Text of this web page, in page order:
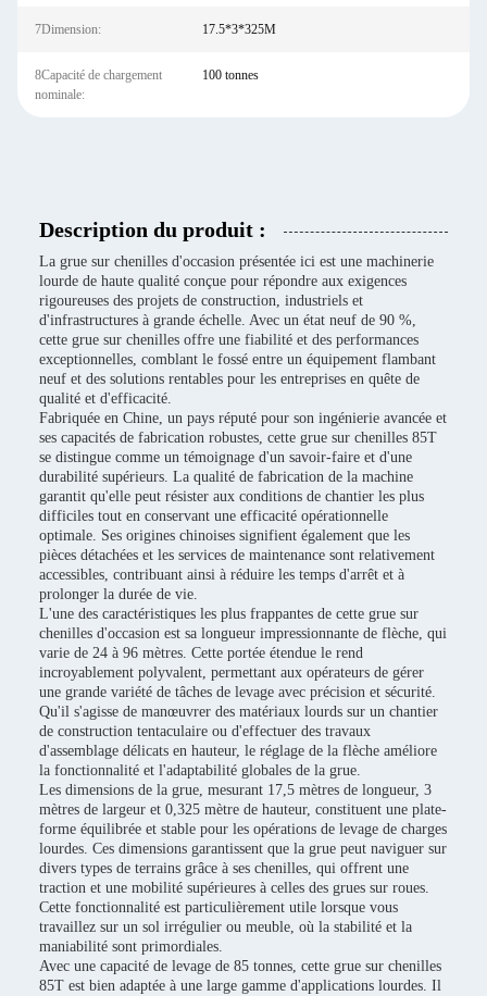
7Dimension: 17.5*3*325M
8Capacité de chargement
nominale:
100 tonnes
Description du produit :
La grue sur chenilles d'occasion présentée ici est une machinerie
lourde de haute qualité conçue pour répondre aux exigences
rigoureuses des projets de construction, industriels et
d'infrastructures à grande échelle. Avec un état neuf de 90 %,
cette grue sur chenilles offre une fiabilité et des performances
exceptionnelles, comblant le fossé entre un équipement flambant
neuf et des solutions rentables pour les entreprises en quête de
qualité et d'efficacité.
Fabriquée en Chine, un pays réputé pour son ingénierie avancée et
ses capacités de fabrication robustes, cette grue sur chenilles 85T
se distingue comme un témoignage d'un savoir-faire et d'une
durabilité supérieurs. La qualité de fabrication de la machine
garantit qu'elle peut résister aux conditions de chantier les plus
difficiles tout en conservant une efficacité opérationnelle
optimale. Ses origines chinoises signifient également que les
pièces détachées et les services de maintenance sont relativement
accessibles, contribuant ainsi à réduire les temps d'arrêt et à
prolonger la durée de vie.
L'une des caractéristiques les plus frappantes de cette grue sur
chenilles d'occasion est sa longueur impressionnante de flèche, qui
varie de 24 à 96 mètres. Cette portée étendue le rend
incroyablement polyvalent, permettant aux opérateurs de gérer
une grande variété de tâches de levage avec précision et sécurité.
Qu'il s'agisse de manœuvrer des matériaux lourds sur un chantier
de construction tentaculaire ou d'effectuer des travaux
d'assemblage délicats en hauteur, le réglage de la flèche améliore
la fonctionnalité et l'adaptabilité globales de la grue.
Les dimensions de la grue, mesurant 17,5 mètres de longueur, 3
mètres de largeur et 0,325 mètre de hauteur, constituent une plate-
forme équilibrée et stable pour les opérations de levage de charges
lourdes. Ces dimensions garantissent que la grue peut naviguer sur
divers types de terrains grâce à ses chenilles, qui offrent une
traction et une mobilité supérieures à celles des grues sur roues.
Cette fonctionnalité est particulièrement utile lorsque vous
travaillez sur un sol irrégulier ou meuble, où la stabilité et la
maniabilité sont primordiales.
Avec une capacité de levage de 85 tonnes, cette grue sur chenilles
85T est bien adaptée à une large gamme d'applications lourdes. Il